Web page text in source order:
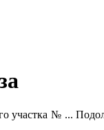
№ ...